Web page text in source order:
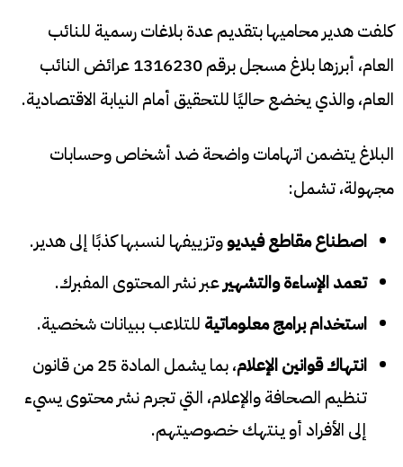
كلفت هدير محاميها بتقديم عدة بلاغات رسمية للنائب
العام، أبرزها بلاغ مسجل برقم 1316230 عرائض النائب
العام، والذي يخضع حاليًا للتحقيق أمام النيابة الاقتصادية.
البلاغ يتضمن اتهامات واضحة ضد أشخاص وحسابات
مجهولة، تشمل:
اصطناع مقاطع فيديووتزييفها لنسبها كذبًا إلى هدير.
تعمد الإساءة والتشهيرعبر نشر المحتوى المفبرك.
استخدام برامج معلوماتية للتلاعب ببيانات شخصية.
انتهاك قوانين الإعلام
، بما يشمل المادة 25 من قانون
تنظيم الصحافة والإعلام، التي تجرم نشر محتوى يسيء
إلى الأفراد أو ينتهك خصوصيتهم.